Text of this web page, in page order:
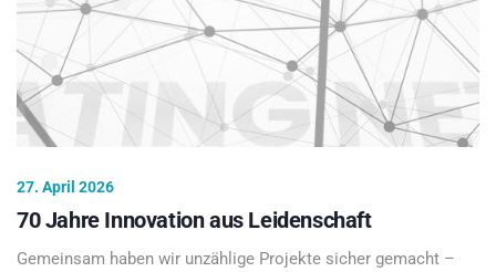
27. April 2026
70 Jahre Innovation aus Leidenschaft
Gemeinsam haben wir unzählige Projekte sicher gemacht –